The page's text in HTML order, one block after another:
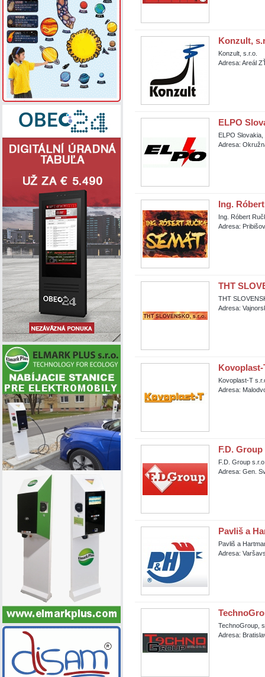
Konzult,
Konzult, s.r.o.
Adresa: Areál
ELPO
ELPO Slovakia,
Adresa:
Ing.
Ing. Róbert
Adresa:
THT
THT
Adresa:
Kovoplast-
Kovoplast-T
Adresa:
F.D. Group
F.D. Group
Adresa: Gen.
Pavliš a
Pavliš a
Adresa:
TechnoGroup,
Adresa: